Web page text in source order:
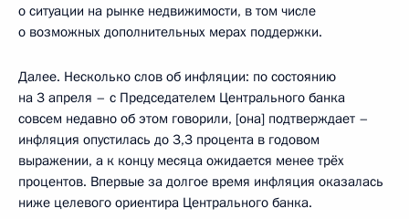
о ситуации на рынке недвижимости, в том числе
о возможных дополнительных мерах поддержки.
Далее. Несколько слов об инфляции: по состоянию
на 3 апреля – с Председателем Центрального банка
совсем недавно об этом говорили, [она] подтверждает –
инфляция опустилась до 3,3 процента в годовом
выражении, а к концу месяца ожидается менее трёх
процентов. Впервые за долгое время инфляция оказалась
ниже целевого ориентира Центрального банка.